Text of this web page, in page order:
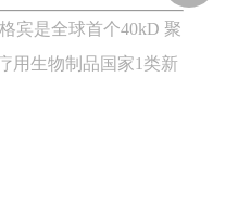
宾是全球首个40kD 聚
用生物制品国家1类新